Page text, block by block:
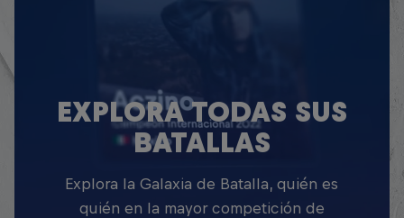
EXPLORA TODAS SUS
BATALLAS
Explora la Galaxia de Batalla, quién es
quién en la mayor competición de